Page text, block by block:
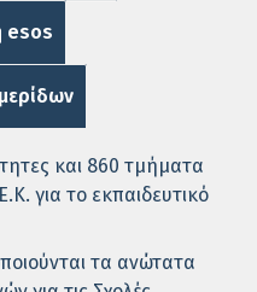
esos
και 860 τμήματα
για το εκπαιδευτικό
τα ανώτατα